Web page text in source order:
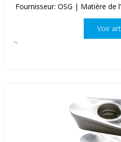
Fournisseur: OSG | Matière
Voir